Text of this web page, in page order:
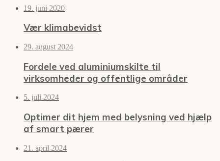
19. juni 2020
Vær klimabevidst
29. august 2024
Fordele ved aluminiumskilte til
virksomheder og offentlige områder
5. juli 2024
Optimer dit hjem med belysning ved hjælp
af smart pærer
21. april 2024